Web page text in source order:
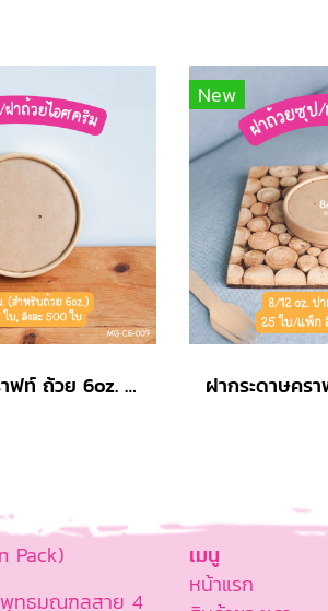
ฝากระดาษคราฟท์ ถ้วย 6oz. (เฉพาะฝา)
New
Pack)
ทธมณฑลสาย 4
เมนู
หน้าแรก